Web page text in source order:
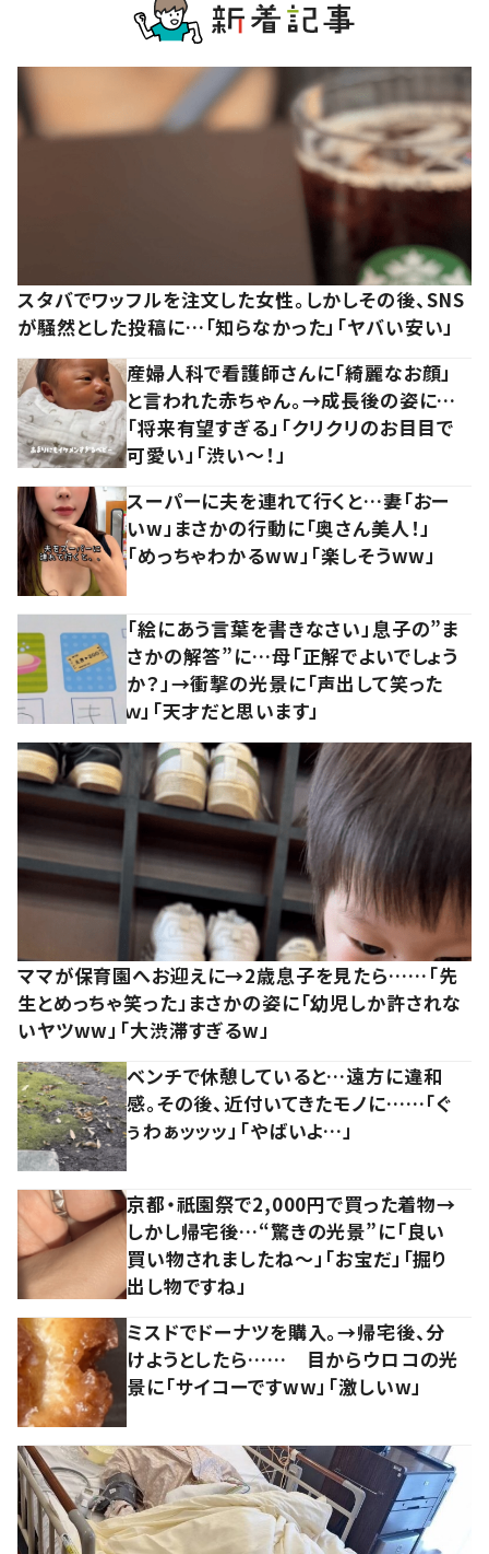
スタバでワッフルを注文した女性。しかしその後、SNS
が騒然とした投稿に…「知らなかった」「ヤバい安い」
産婦人科で看護師さんに「綺麗なお顔」
と言われた赤ちゃん。→成長後の姿に…
「将来有望すぎる」「クリクリのお目目で
可愛い」「渋い～！」
スーパーに夫を連れて行くと…妻「おー
いw」まさかの行動に「奥さん美人！」
「めっちゃわかるww」「楽しそうww」
「絵にあう言葉を書きなさい」息子の”ま
さかの解答”に…母「正解でよいでしょう
か？」→衝撃の光景に「声出して笑った
ｗ」「天才だと思います」
ママが保育園へお迎えに→2歳息子を見たら……「先
生とめっちゃ笑った」まさかの姿に「幼児しか許されな
いヤツww」「大渋滞すぎるw」
ベンチで休憩していると…遠方に違和
感。その後、近付いてきたモノに……「ぐ
ぅわぁッッッ」「やばいよ…」
京都・祇園祭で2,000円で買った着物→
しかし帰宅後…“驚きの光景”に「良い
買い物されましたね～」「お宝だ」「掘り
出し物ですね」
ミスドでドーナツを購入。→帰宅後、分
けようとしたら…… 目からウロコの光
景に「サイコーですww」「激しいw」